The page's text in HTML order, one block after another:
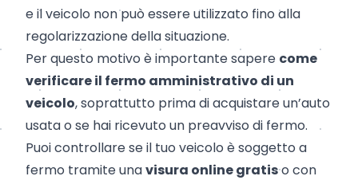
e il veicolo non può essere utilizzato fino alla
regolarizzazione della situazione.
Per questo motivo è importante sapere come
verificare il fermo amministrativo di un
veicolo, soprattutto prima di acquistare un’auto
usata o se hai ricevuto un preavviso di fermo.
Puoi controllare se il tuo veicolo è soggetto a
fermo tramite unavisura online gratiso con